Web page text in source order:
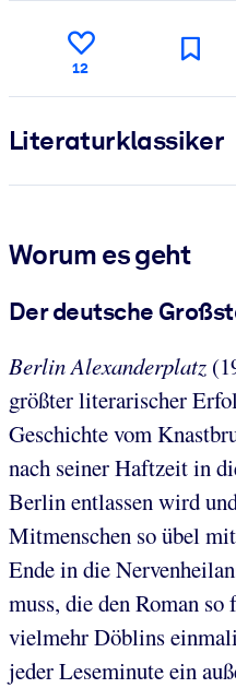
12
Literatur­klassiker
Worum es geht
Der deutsche
Berlin Alexanderplatz
größter literarischer
Geschichte vom
nach seiner Haftzeit in
Berlin entlassen wird
Mitmenschen so übel
Ende in die
muss, die den Roman
vielmehr Döblins
jeder Leseminute ein